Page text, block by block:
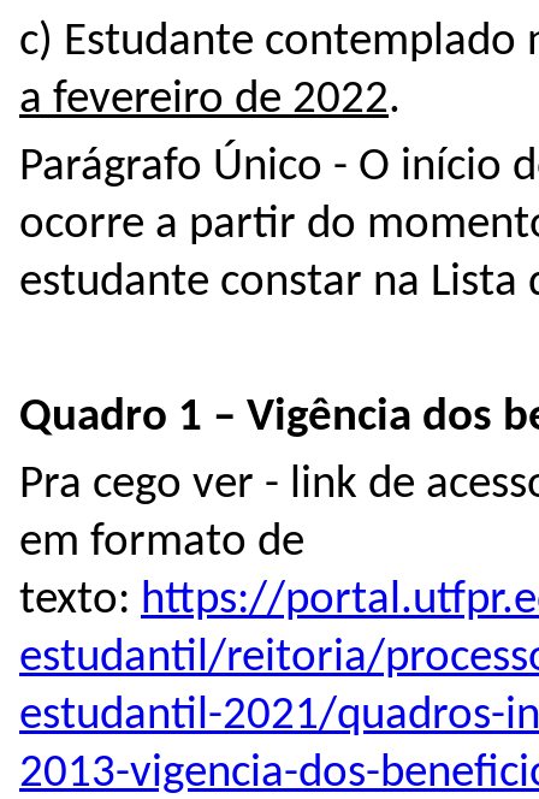
c) Estudante contemplado
a fevereiro de 2022.
Parágrafo Único - O início
ocorre a partir do
estudante constar na Lista
Quadro 1 – Vigência dos
Pra cego ver - link de
em formato de
texto: https://
estudantil/reitoria/
estudantil-2021/quadros-
2013-vigencia-dos-